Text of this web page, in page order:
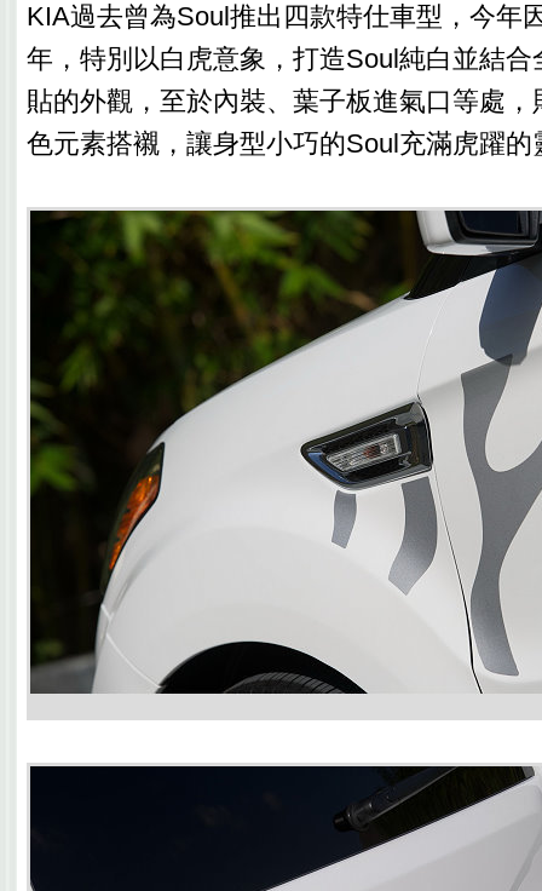
KIA過去曾為Soul推出四款特仕車型，今年
年，特別以白虎意象，打造Soul純白並結
貼的外觀，至於內裝、葉子板進氣口等處
色元素搭襯，讓身型小巧的Soul充滿虎躍的